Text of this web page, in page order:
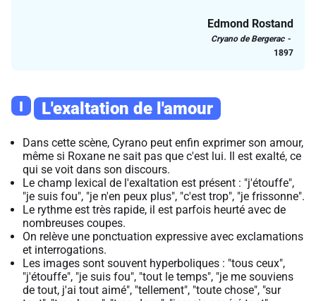
Edmond Rostand
Cryano de Bergerac
1897
I L'exaltation de l'amour
Dans cette scène, Cyrano peut enfin exprimer son amour,
même si Roxane ne sait pas que c'est lui. Il est exalté, ce
qui se voit dans son discours.
Le champ lexical de l'exaltation est présent : "j'étouffe",
"je suis fou", "je n'en peux plus", "c'est trop", "je frissonne".
Le rythme est très rapide, il est parfois heurté avec de
nombreuses coupes.
On relève une ponctuation expressive avec exclamations
et interrogations.
Les images sont souvent hyperboliques : "tous ceux",
"j'étouffe", "je suis fou", "tout le temps", "je me souviens
de tout, j'ai tout aimé", "tellement", "toute chose", "sur